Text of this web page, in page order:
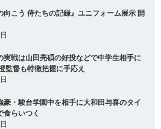
向こう 侍たちの記録』ユニフォーム展示 開
実戦は山田亮碩の好投などで中学生相手に
監督も特徴把握に手応え
豪・駿台学園中を相手に大和田与喜のタイ
食らいつく